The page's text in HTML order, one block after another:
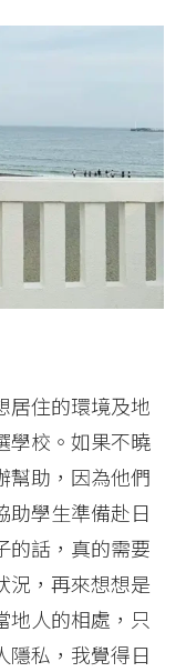
居住的環境及地
學校。如果不曉
幫助，因為他們
助學生準備赴日
的話，真的需要
況，再來想想是
地人的相處，只
隱私，我覺得日